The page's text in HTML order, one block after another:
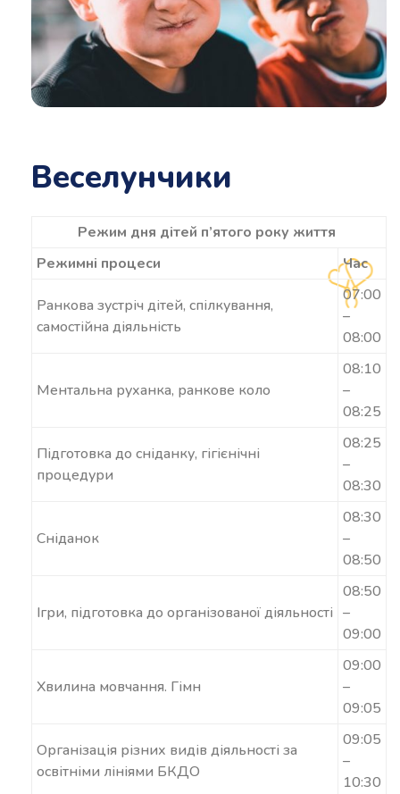
Веселунчики
Режим дня дітей п’ятого року життя
Режимні процеси
Час
Ранкова зустріч дітей, спілкування,
самостійна діяльність
07:00
–
08:00
Ментальна руханка, ранкове коло
08:10
–
08:25
Підготовка до сніданку, гігієнічні
процедури
08:25
–
08:30
Сніданок
08:30
–
08:50
Ігри, підготовка до організованої діяльності
08:50
–
09:00
Хвилина мовчання. Гімн
09:00
–
09:05
Організація різних видів діяльності за
освітніми лініями БКДО
09:05
–
10:30